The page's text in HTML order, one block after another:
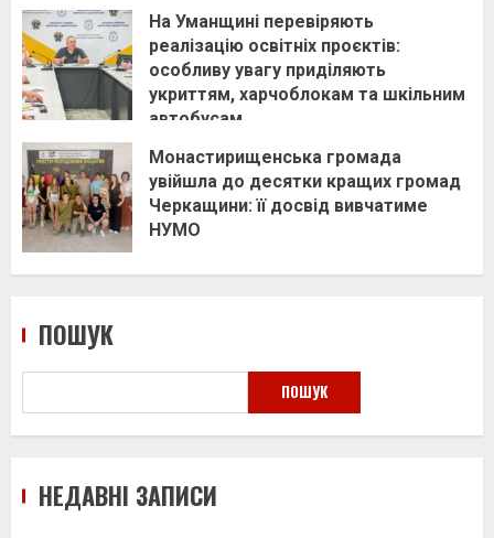
На Уманщині перевіряють
реалізацію освітніх проєктів:
особливу увагу приділяють
укриттям, харчоблокам та шкільним
автобусам
Монастирищенська громада
увійшла до десятки кращих громад
Черкащини: її досвід вивчатиме
НУМО
ПОШУК
ПОШУК
НЕДАВНІ ЗАПИСИ